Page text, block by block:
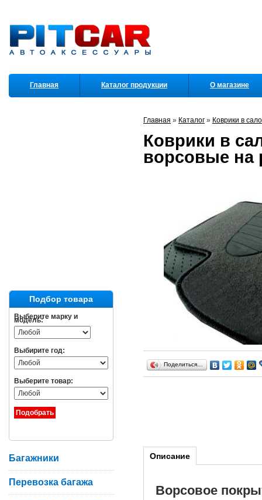
Главная » Каталог » Коврики в
Коврики в
ворсовые на
Поделиться…
Описание
Ворсовое
Главная Каталог продукции О магазине
Подбор товара
Выберите марку и
модель:
Выбирите год:
Выберите товар:
Багажники
Перевозка багажа